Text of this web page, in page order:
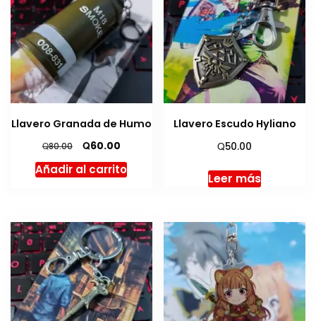
Llavero Granada de Humo
Q80.00
precio
original
Q60.00El
precio
actual
Añadir al carrito
Llavero Escudo Hyliano
Q50.00
Leer más